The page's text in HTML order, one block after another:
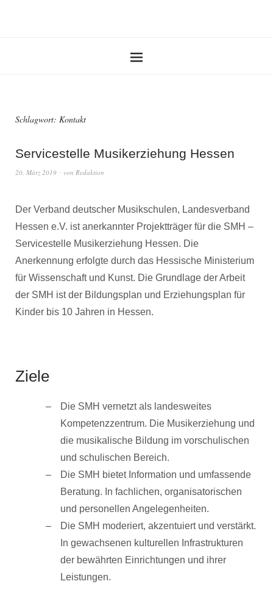
Schlagwort: Kontakt
Servicestelle Musikerziehung Hessen
20. März 2019 von Redaktion
Der Verband deutscher Musikschulen, Landesverband
Hessen e.V. ist anerkannter Projektträger für die SMH –
Servicestelle Musikerziehung Hessen. Die
Anerkennung erfolgte durch das Hessische Ministerium
für Wissenschaft und Kunst. Die Grundlage der Arbeit
der SMH ist der Bildungsplan und Erziehungsplan für
Kinder bis 10 Jahren in Hessen.
Ziele
Die SMH vernetzt als landesweites
Kompetenzzentrum. Die Musikerziehung und
die musikalische Bildung im vorschulischen
und schulischen Bereich.
Die SMH bietet Information und umfassende
Beratung. In fachlichen, organisatorischen
und personellen Angelegenheiten.
Die SMH moderiert, akzentuiert und verstärkt.
In gewachsenen kulturellen Infrastrukturen
der bewährten Einrichtungen und ihrer
Leistungen.